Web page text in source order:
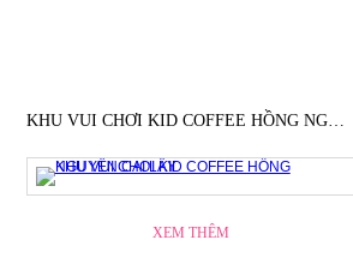
KHU VUI CHƠI KID COFFEE HỒNG NGUYÊN CAI LẬY
XEM THÊM